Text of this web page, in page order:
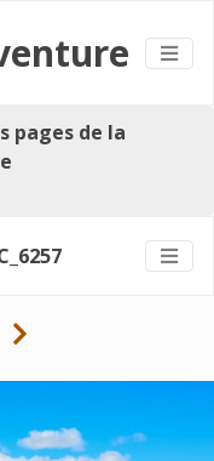
pages de la